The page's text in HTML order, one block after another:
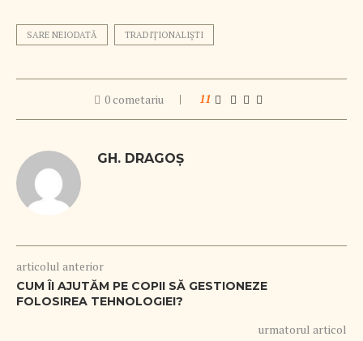
SARE NEIODATĂ TRADIŢIONALIŞTI
0 cometariu 11
GH. DRAGOȘ
articolul anterior
CUM ÎI AJUTĂM PE COPII SĂ GESTIONEZE
FOLOSIREA TEHNOLOGIEI?
urmatorul articol